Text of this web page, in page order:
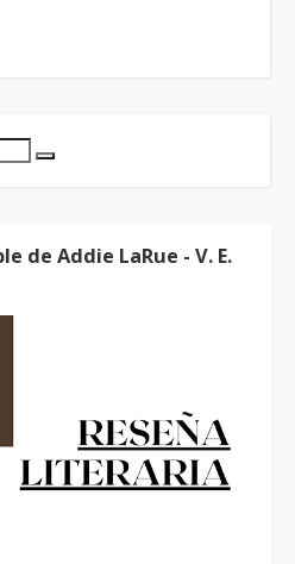
de Addie LaRue - V. E.